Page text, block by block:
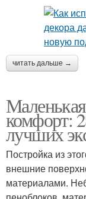
читать дальше →
комфорт:
лучших
Постройка из
внешние
материалами.